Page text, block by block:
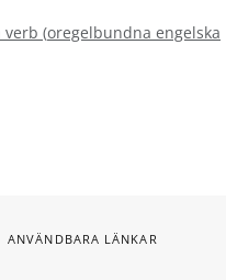
verb (oregelbundna engelska
ANVÄNDBARA LÄNKAR